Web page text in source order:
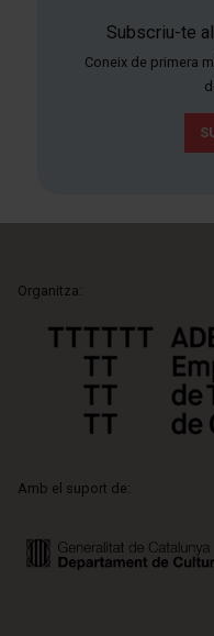
Subscriu-te
Coneix de primera
Organitza:
Amb el suport de: